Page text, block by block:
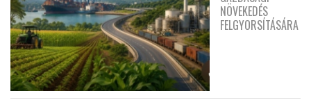
NÖVEKEDÉS
FELGYORSÍTÁSÁRA